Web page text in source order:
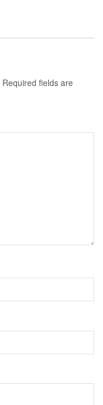
Required fields are